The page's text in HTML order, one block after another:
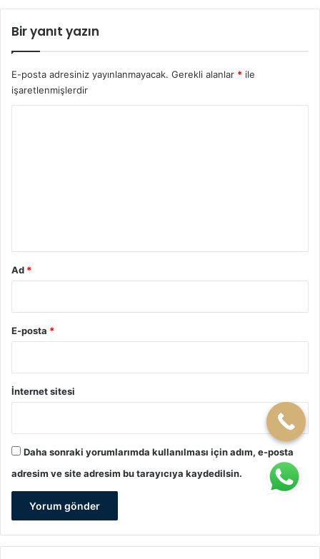
Bir yanıt yazın
E-posta adresiniz yayınlanmayacak. Gerekli alanlar * ile
işaretlenmişlerdir
Ad *
E-posta *
İnternet sitesi
Daha sonraki yorumlarımda kullanılması için adım, e-posta
adresim ve site adresim bu tarayıcıya kaydedilsin.